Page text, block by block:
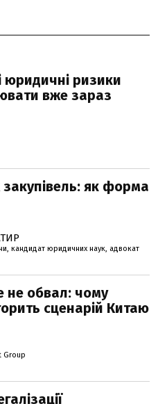
юридичні ризики
вже зараз
як форма
кандидат юридичних наук, адвокат
не обвал: чому
сценарій Китаю
Group